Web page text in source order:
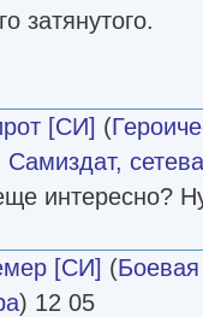
затянутого.
[СИ] (
Самиздат,
интересно?
[СИ] (
) 12 05